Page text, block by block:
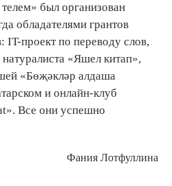
был организован
обладателями грантов
IT-проект по переводу слов,
«Яшел китап»,
«Бөҗәкләр алдаша
и онлайн-клуб
Все они успешно
Фания Лотфуллина